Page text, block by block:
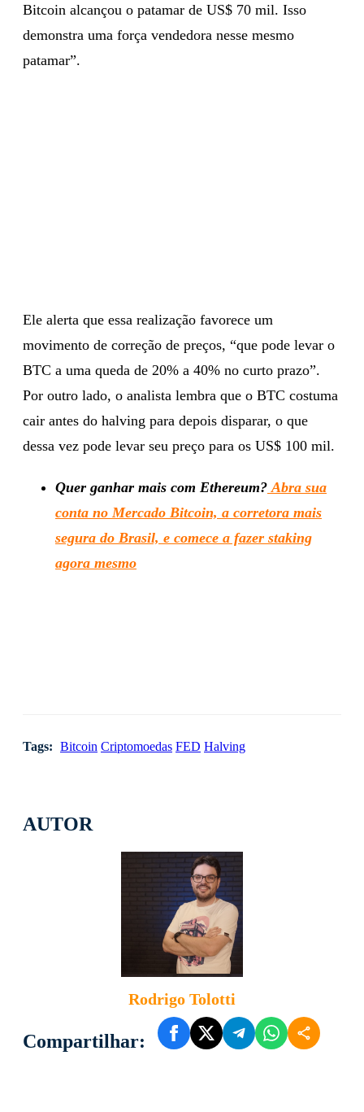
AUTOR
Rodrigo Tolotti
Compartilhar:
Bitcoin alcançou o patamar de US$ 70 mil. Isso
demonstra uma força vendedora nesse mesmo
patamar”.
Ele alerta que essa realização favorece um
movimento de correção de preços, “que pode levar o
BTC a uma queda de 20% a 40% no curto prazo”.
Por outro lado, o analista lembra que o BTC costuma
cair antes do halving para depois disparar, o que
dessa vez pode levar seu preço para os US$ 100 mil.
Quer ganhar mais com Ethereum? Abra sua
conta no Mercado Bitcoin, a corretora mais
segura do Brasil, e comece a fazer staking
agora mesmo
Tags: Bitcoin Criptomoedas FED Halving